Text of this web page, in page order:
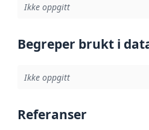
Ikke oppgitt
Begreper brukt i
Ikke oppgitt
Referanser